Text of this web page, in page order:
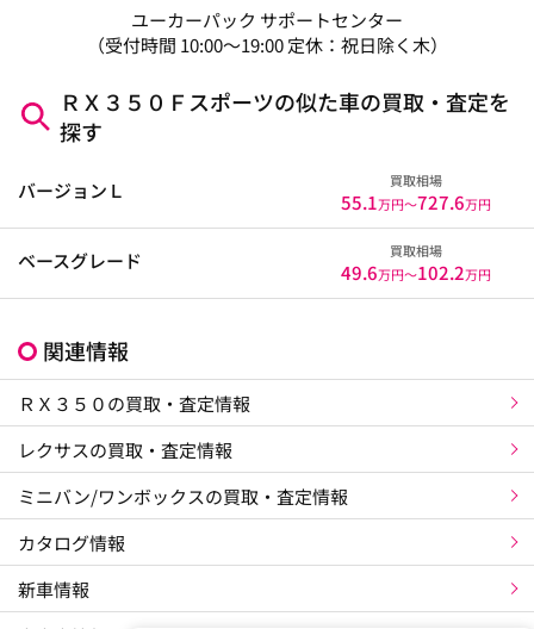
ユーカーパック サポートセンター
（受付時間 10:00～19:00 定休：祝日除く木）
ＲＸ３５０Ｆスポーツの似た車の買取・査定を
探す
バージョンＬ 買取相場
55.1万円〜727.6万円
ベースグレード 買取相場
49.6万円〜102.2万円
関連情報
ＲＸ３５０の買取・査定情報
レクサスの買取・査定情報
ミニバン/ワンボックスの買取・査定情報
カタログ情報
新車情報